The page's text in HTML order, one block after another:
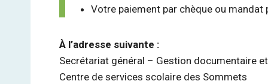
Votre paiement par chèque ou
À l’adresse suivante :
Secrétariat général – Gestion documentaire
Centre de services scolaire des Sommets